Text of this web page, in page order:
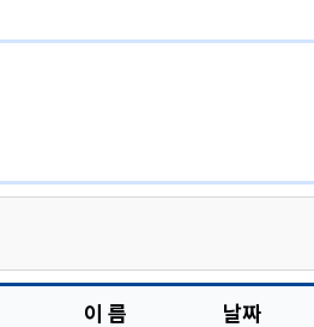
이 름 날짜